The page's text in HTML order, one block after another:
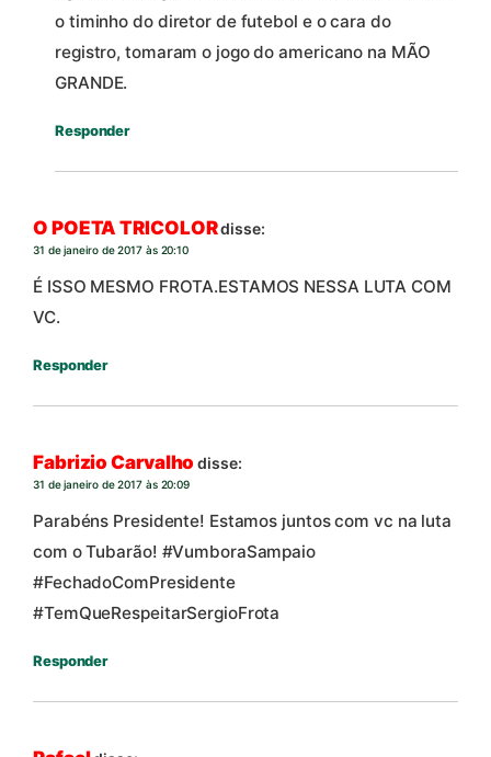
o timinho do diretor de futebol e o cara do
registro, tomaram o jogo do americano na MÃO
GRANDE.
Responder
O POETA TRICOLORdisse:
31 de janeiro de 2017 às 20:10
É ISSO MESMO FROTA.ESTAMOS NESSA LUTA COM
VC.
Responder
Fabrizio Carvalho disse:
31 de janeiro de 2017 às 20:09
Parabéns Presidente! Estamos juntos com vc na luta
com o Tubarão! #VumboraSampaio
#FechadoComPresidente
#TemQueRespeitarSergioFrota
Responder